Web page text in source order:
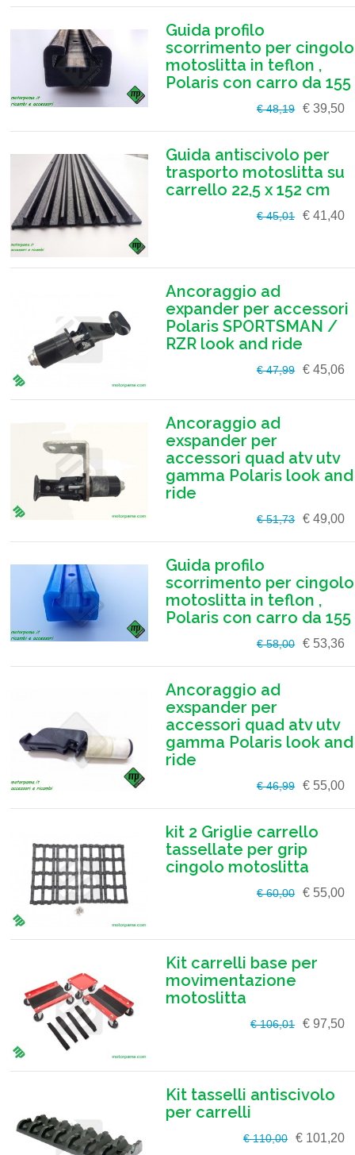
Guida profilo
scorrimento per cingolo
motoslitta in teflon ,
Polaris con carro da 155
€ 48,19 € 39,50
Guida antiscivolo per
trasporto motoslitta su
carrello 22,5 x 152 cm
€ 45,01 € 41,40
Ancoraggio ad
expander per accessori
Polaris SPORTSMAN /
RZR look and ride
€ 47,99 € 45,06
Ancoraggio ad
exspander per
accessori quad atv utv
gamma Polaris look and
ride
€ 51,73 € 49,00
Guida profilo
scorrimento per cingolo
motoslitta in teflon ,
Polaris con carro da 155
€ 58,00 € 53,36
Ancoraggio ad
exspander per
accessori quad atv utv
gamma Polaris look and
ride
€ 46,99 € 55,00
kit 2 Griglie carrello
tassellate per grip
cingolo motoslitta
€ 60,00 € 55,00
Kit carrelli base per
movimentazione
motoslitta
€ 106,01 € 97,50
Kit tasselli antiscivolo
per carrelli
€ 110,00 € 101,20